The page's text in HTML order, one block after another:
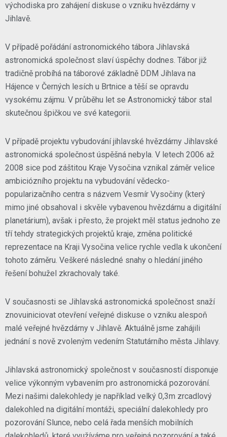
východiska pro zahájení diskuse o vzniku hvězdárny v
Jihlavě.
V případě pořádání astronomického tábora Jihlavská
astronomická společnost slaví úspěchy dodnes. Tábor již
tradičně probíhá na táborové základně DDM Jihlava na
Hájence v Černých lesích u Brtnice a těší se opravdu
vysokému zájmu. V průběhu let se Astronomický tábor stal
skutečnou špičkou ve své kategorii.
V případě projektu vybudování jihlavské hvězdárny Jihlavské
astronomická společnost úspěšná nebyla. V letech 2006 až
2008 sice pod záštitou Kraje Vysočina vznikal záměr velice
ambiciózního projektu na vybudování vědecko-
popularizačního centra s názvem Vesmír Vysočiny (který
mimo jiné obsahoval i skvěle vybavenou hvězdárnu a digitální
planetárium), avšak i přesto, že projekt měl status jednoho ze
tří tehdy strategických projektů kraje, změna politické
reprezentace na Kraji Vysočina velice rychle vedla k ukončení
tohoto záměru. Veškeré následné snahy o hledání jiného
řešení bohužel zkrachovaly také.
V současnosti se Jihlavská astronomická společnost snaží
znovuiniciovat otevření veřejné diskuse o vzniku alespoň
malé veřejné hvězdárny v Jihlavě. Aktuálně jsme zahájili
jednání s nově zvoleným vedením Statutárního města Jihlavy.
Jihlavská astronomický společnost v současností disponuje
velice výkonným vybavením pro astronomická pozorování.
Mezi našimi dalekohledy je například velký 0,3m zrcadlový
dalekohled na digitální montáži, speciální dalekohledy pro
pozorování Slunce, nebo celá řada menších mobilních